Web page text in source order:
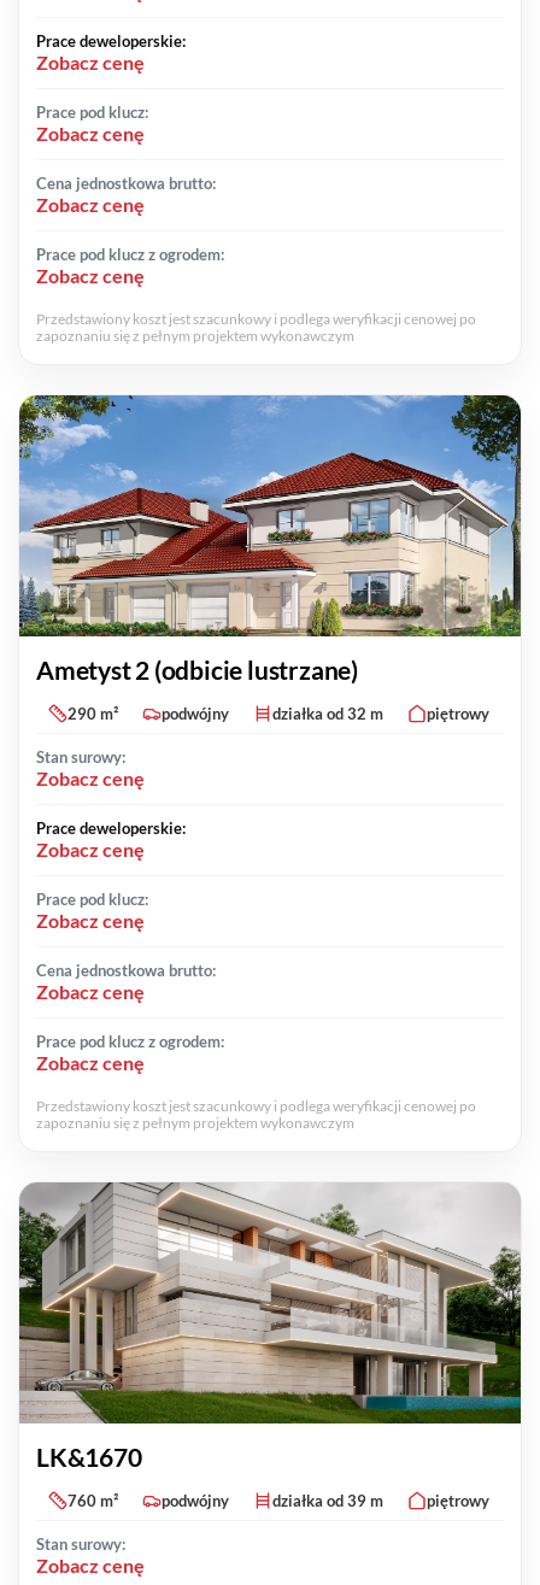
Prace deweloperskie:
Zobacz cenę
Prace pod klucz:
Zobacz cenę
Cena jednostkowa brutto:
Zobacz cenę
Prace pod klucz z ogrodem:
Zobacz cenę
Przedstawiony koszt jest szacunkowy i podlega weryfikacji cenowej po
zapoznaniu się z pełnym projektem wykonawczym
Ametyst 2 (odbicie lustrzane)
290 m² podwójny działka od 32 m piętrowy
Stan surowy:
Zobacz cenę
Prace deweloperskie:
Zobacz cenę
Prace pod klucz:
Zobacz cenę
Cena jednostkowa brutto:
Zobacz cenę
Prace pod klucz z ogrodem:
Zobacz cenę
Przedstawiony koszt jest szacunkowy i podlega weryfikacji cenowej po
zapoznaniu się z pełnym projektem wykonawczym
LK&1670
760 m² podwójny działka od 39 m piętrowy
Stan surowy:
Zobacz cenę